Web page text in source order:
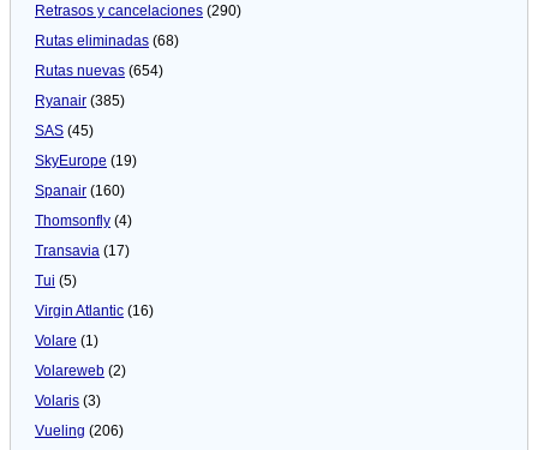
Retrasos y cancelaciones (290)
Rutas eliminadas (68)
Rutas nuevas (654)
Ryanair (385)
SAS (45)
SkyEurope (19)
Spanair (160)
Thomsonfly (4)
Transavia (17)
Tui (5)
Virgin Atlantic (16)
Volare (1)
Volareweb (2)
Volaris (3)
Vueling (206)